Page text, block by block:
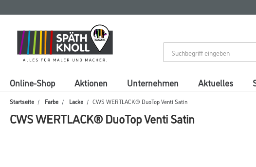
springen
springen
Online-Shop Aktionen Unternehmen Aktuelles
Startseite Farbe Lacke CWS WERTLACK® DuoTop Venti Satin
CWS WERTLACK® DuoTop Venti Satin